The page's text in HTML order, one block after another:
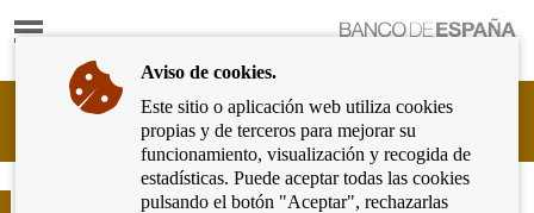
Mostrar
Ir
página
de
inicio
del
Banco
Cliente
Bancario
Banco
Aviso de cookies.
Este sitio o aplicación web utiliza cookies
propias y de terceros para mejorar su
funcionamiento, visualización y recogida de
estadísticas. Puede aceptar todas las cookies
pulsando el botón "Aceptar", rechazarlas